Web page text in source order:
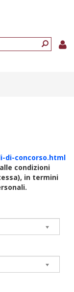
di-concorso.html
condizioni
in termini